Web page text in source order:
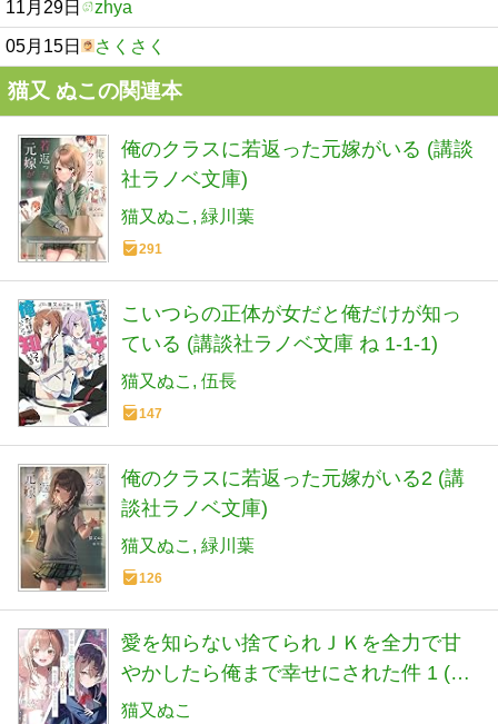
11月29日 zhya
05月15日 さくさく
猫又 ぬこの関連本
俺のクラスに若返った元嫁がいる (講談
社ラノベ文庫)
猫又ぬこ 緑川葉
291
こいつらの正体が女だと俺だけが知っ
ている (講談社ラノベ文庫 ね 1-1-1)
猫又ぬこ 伍長
147
俺のクラスに若返った元嫁がいる2 (講
談社ラノベ文庫)
猫又ぬこ 緑川葉
126
愛を知らない捨てられＪＫを全力で甘
やかしたら俺まで幸せにされた件 1 (HJ
文庫 ね 01-08-01)
猫又ぬこ